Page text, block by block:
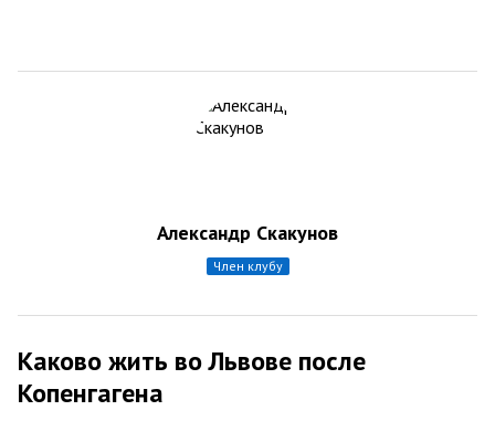
Александр Скакунов
член клубу
Каково жить во Львове после
Копенгагена